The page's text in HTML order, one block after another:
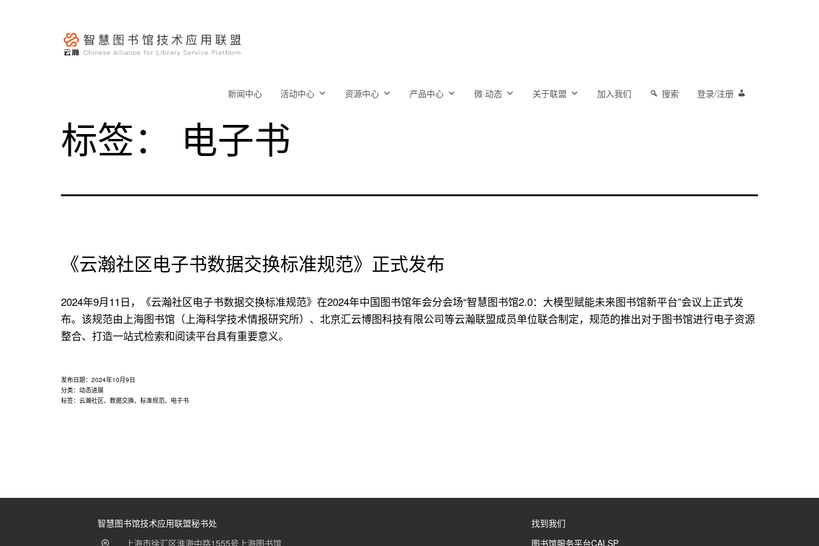
盟-
智
慧
书
联
盟
新闻中心 活动中心 资源中心 产品中心 微·动态 关于联盟 加入我们 搜索 登录/注册
标签： 电子书
《云瀚社区电子书数据交换标准规范》正式发布
2024年9月11日，《云瀚社区电子书数据交换标准规范》在2024年中国图书馆年会分会场“智慧图书馆2.0：大模型赋能未来图书馆新平台”会议上正式发
布。该规范由上海图书馆（上海科学技术情报研究所）、北京汇云博图科技有限公司等云瀚联盟成员单位联合制定，规范的推出对于图书馆进行电子资源
整合、打造一站式检索和阅读平台具有重要意义。
发布日期： 2024年10月9日
分类： 动态进展
标签： 云瀚社区、 数据交换、 标准规范、 电子书
智慧图书馆技术应用联盟秘书处
上海市徐汇区淮海中路1555号上海图书馆
找到我们
图书馆服务平台CALSP